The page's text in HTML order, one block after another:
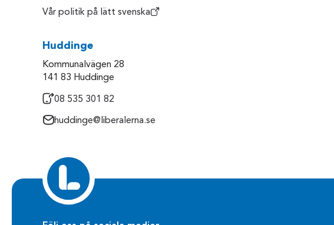
Vår politik på lätt svenska
Huddinge
Kommunalvägen 28
141 83 Huddinge
08 535 301 82
huddinge@liberalerna.se